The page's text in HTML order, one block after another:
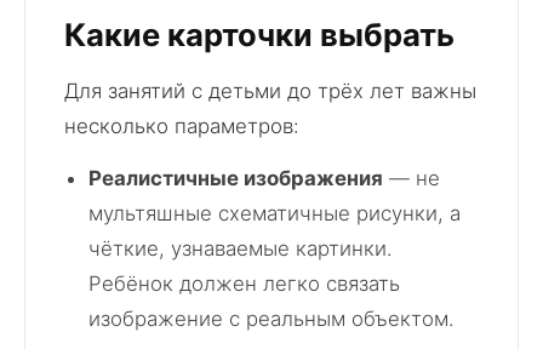
Какие карточки выбрать
Для занятий с детьми до трёх лет важны
несколько параметров:
Реалистичные изображения — не
мультяшные схематичные рисунки, а
чёткие, узнаваемые картинки.
Ребёнок должен легко связать
изображение с реальным объектом.